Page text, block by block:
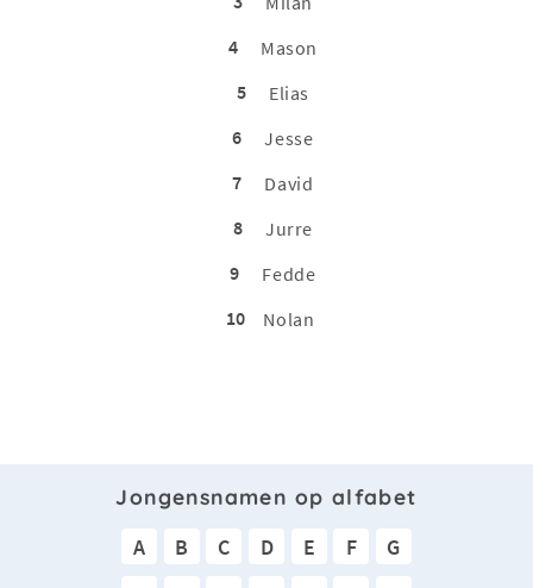
4
Mason
5
Elias
6
Jesse
7
David
8
Jurre
9
Fedde
10
Nolan
Jongensnamen op alfabet
A B C D E F
G